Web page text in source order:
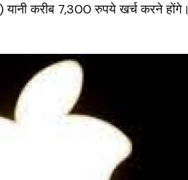
करीब 7,300 रुपये खर्च करने होंगे।